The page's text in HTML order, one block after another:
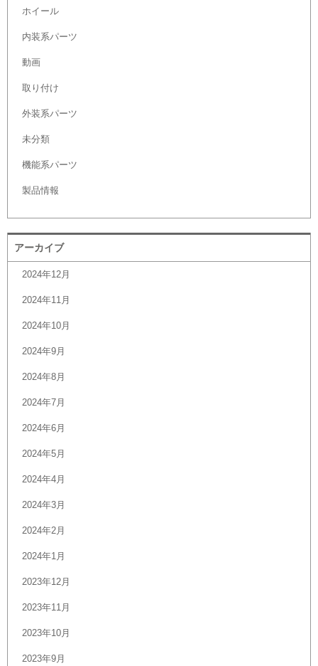
ホイール
内装系パーツ
動画
取り付け
外装系パーツ
未分類
機能系パーツ
製品情報
アーカイブ
2024年12月
2024年11月
2024年10月
2024年9月
2024年8月
2024年7月
2024年6月
2024年5月
2024年4月
2024年3月
2024年2月
2024年1月
2023年12月
2023年11月
2023年10月
2023年9月